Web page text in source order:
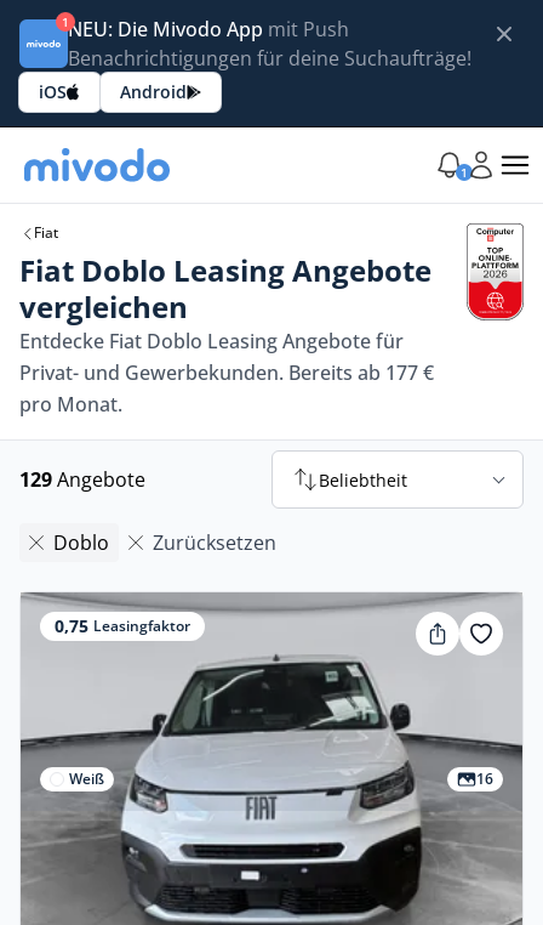
1NEU: Die Mivodo App mit Push
Benachrichtigungen für deine Suchaufträge!
iOS Android
1
Fiat
Fiat Doblo Leasing Angebote
vergleichen
Entdecke Fiat Doblo Leasing Angebote für
Privat- und Gewerbekunden. Bereits ab 177 €
pro Monat.
129Angebote Beliebtheit
Doblo Zurücksetzen
0,75 Leasingfaktor
Weiß 16
Gewerbe
Fiat Doblo Doblò (510) Kasten / Multicab /